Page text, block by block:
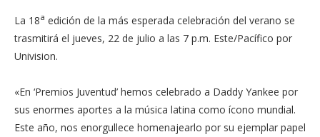
La 18a edición de la más esperada celebración del verano se
trasmitirá el jueves, 22 de julio a las 7 p.m. Este/Pacífico por
Univision.
«En ‘Premios Juventud’ hemos celebrado a Daddy Yankee por
sus enormes aportes a la música latina como ícono mundial.
Este año, nos enorgullece homenajearlo por su ejemplar papel